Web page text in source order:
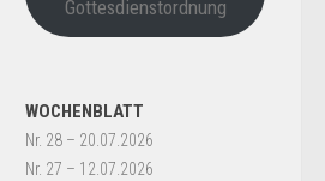
Gottesdienstordnung
WOCHENBLATT
Nr. 28 – 20.07.2026
Nr. 27 – 12.07.2026